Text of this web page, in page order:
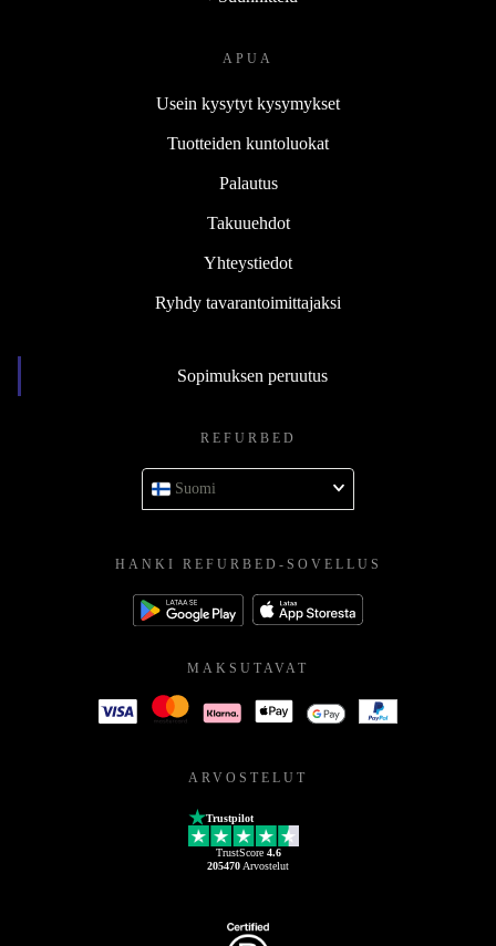
APUA
Usein kysytyt kysymykset
Tuotteiden kuntoluokat
Palautus
Takuuehdot
Yhteystiedot
Ryhdy tavarantoimittajaksi
Sopimuksen peruutus
REFURBED
Suomi
HANKI REFURBED-SOVELLUS
MAKSUTAVAT
ARVOSTELUT
Trustpilot
TrustScore 4.6
205470 Arvostelut